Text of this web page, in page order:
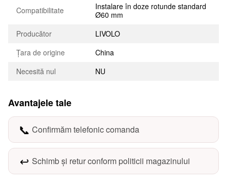
Compatibilitate
Instalare în doze rotunde standard
Ø60 mm
Producător
LIVOLO
Țara de origine
China
Necesită nul
NU
Avantajele tale
📞 Confirmăm telefonic comanda
↩️ Schimb și retur conform politicii magazinului